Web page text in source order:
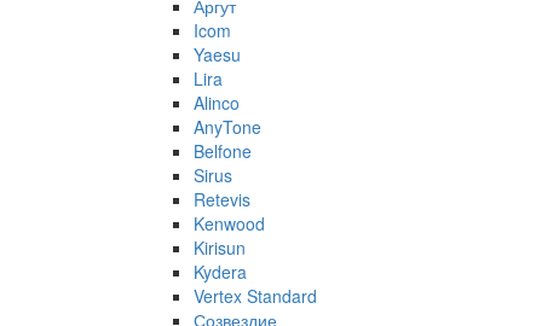
Аргут
Icom
Yaesu
Lira
Alinco
AnyTone
Belfone
Sirus
Retevis
Kenwood
Kirisun
Kydera
Vertex Standard
Созвездие